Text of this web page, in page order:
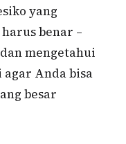
yang
benar –
mengetahui
Anda bisa
besar